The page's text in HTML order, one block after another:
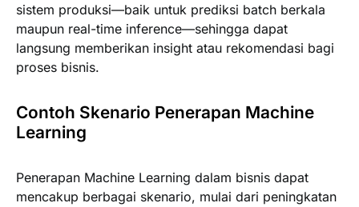
sistem produksi—baik untuk prediksi batch berkala
maupun real-time inference—sehingga dapat
langsung memberikan insight atau rekomendasi bagi
proses bisnis.
Contoh Skenario Penerapan Machine
Learning
Penerapan Machine Learning dalam bisnis dapat
mencakup berbagai skenario, mulai dari peningkatan